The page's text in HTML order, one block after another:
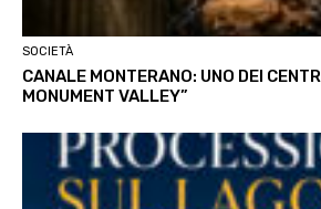
SOCIETÀ
CANALE MONTERANO: UNO DEI
MONUMENT VALLEY”